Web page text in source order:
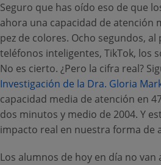
Iniciar
Seguro que has oído eso de que
ahora una capacidad de atención
pez de colores. Ocho segundos,
teléfonos inteligentes, TikTok, los
No es cierto. ¿Pero la cifra real?
Investigación de la Dra. Gloria
capacidad media de atención en
dos minutos y medio de 2004. Y
impacto real en nuestra forma de
Los alumnos de hoy en día no van